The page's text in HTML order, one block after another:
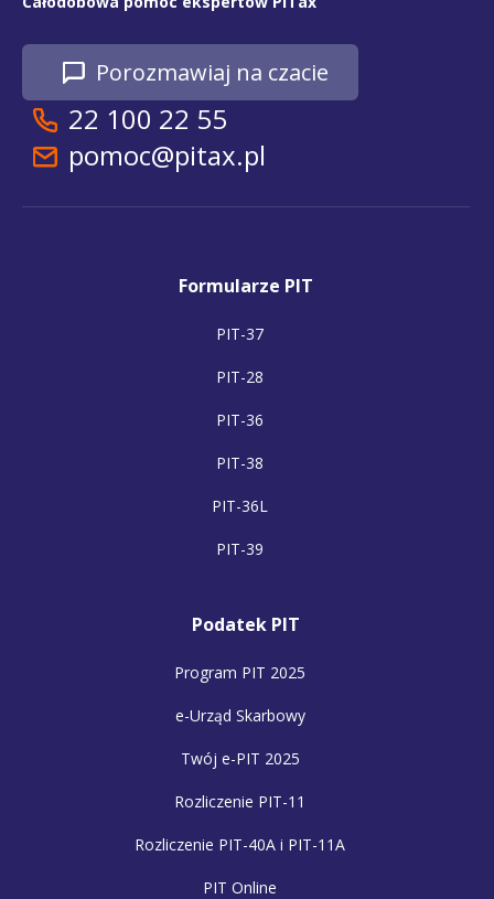
Porozmawiaj na czacie
22 100 22 55
pomoc@pitax.pl
Formularze PIT
PIT-37
PIT-28
PIT-36
PIT-38
PIT-36L
PIT-39
Podatek PIT
Program PIT 2025
e-Urząd Skarbowy
Twój e-PIT 2025
Rozliczenie PIT-11
Rozliczenie PIT-40A i PIT-11A
PIT Online